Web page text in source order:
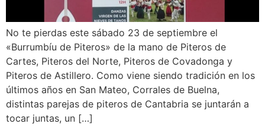
No te pierdas este sábado 23 de septiembre el
«Burrumbíu de Piteros» de la mano de Piteros de
Cartes, Piteros del Norte, Piteros de Covadonga y
Piteros de Astillero. Como viene siendo tradición en los
últimos años en San Mateo, Corrales de Buelna,
distintas parejas de piteros de Cantabria se juntarán a
tocar juntas, un […]